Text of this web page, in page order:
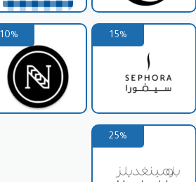
لك الاستفادة من عروض حصرية
أهم فوائده:
تُتيح لك كود خصم باشا سراي الحصول على خصومات كبيرة على مختلف المنتجات، قد تصل إلى 70% أو أكثر في بعض الأحيان، مما يوفر
يُوفّر عليك تكاليف الشحن.
مثل عروض على منتجات محددة أو
15%
10%
25%